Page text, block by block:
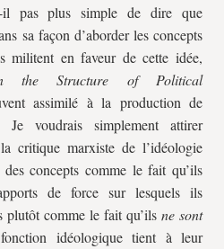
il pas plus simple de dire que
sa façon d’aborder les concepts
militent en faveur de cette idée,
the Structure of Political
assimilé à la production de
Je voudrais simplement attirer
critique marxiste de l’idéologie
concepts comme le fait qu’ils
de force sur lesquels ils
plutôt comme le fait qu’ils ne sont
idéologique tient à leur